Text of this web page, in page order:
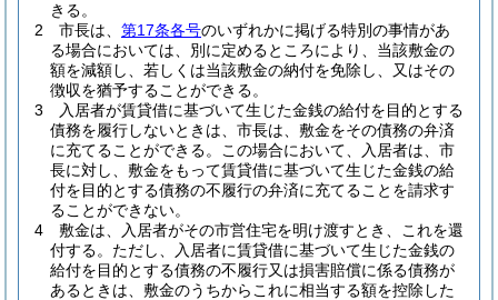
きる。
2
市長は、 第17条各号のいずれかに掲げる特別の事情があ
る場合においては、別に定めるところにより、当該敷金の
額を減額し、若しくは当該敷金の納付を免除し、又はその
徴収を猶予することができる。
3
入居者が賃貸借に基づいて生じた金銭の給付を目的とする
債務を履行しないときは、市長は、敷金をその債務の弁済
に充てることができる。
この場合において、入居者は、市
長に対し、敷金をもって賃貸借に基づいて生じた金銭の給
付を目的とする債務の不履行の弁済に充てることを請求す
ることができない。
4
敷金は、入居者がその市営住宅を明け渡すとき、これを還
付する。 ただし、入居者に賃貸借に基づいて生じた金銭の
給付を目的とする債務の不履行又は損害賠償に係る債務が
あるときは、敷金のうちからこれに相当する額を控除した